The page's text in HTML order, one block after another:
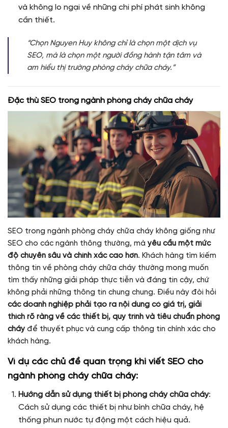
và không lo ngại về những chi phí phát sinh không
cần thiết.
“Chọn Nguyen Huy không chỉ là chọn một dịch vụ
SEO, mà là chọn một người đồng hành tận tâm và
am hiểu thị trường phòng cháy chữa cháy.”
Đặc thù SEO trong ngành phòng cháy chữa cháy
SEO trong ngành phòng cháy chữa cháy không giống như
SEO cho các ngành thông thường, mà yêu cầu một mức
độ chuyên sâu và chính xác cao hơn. Khách hàng tìm kiếm
thông tin về phòng cháy chữa cháy thường mong muốn
tìm thấy những giải pháp thực tiễn và đáng tin cậy, chứ
không phải những thông tin chung chung. Điều này đòi hỏi
các doanh nghiệp phải tạo ra nội dung có giá trị, giải
thích rõ ràng về các thiết bị, quy trình và tiêu chuẩn phòng
cháy để thuyết phục và cung cấp thông tin chính xác cho
khách hàng.
Ví dụ các chủ đề quan trọng khi viết SEO cho
ngành phòng cháy chữa cháy:
Hướng dẫn sử dụng thiết bị phòng cháy chữa cháy:
Cách sử dụng các thiết bị như bình chữa cháy, hệ
thống phun nước tự động một cách hiệu quả.